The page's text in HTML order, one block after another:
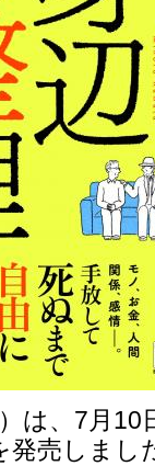
は、7月10
発売しまし